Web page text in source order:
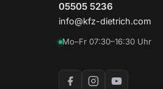
05505 5236
info@kfz-dietrich.com
Mo–Fr 07:30–16:30 Uhr